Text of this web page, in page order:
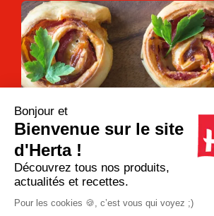
Apéro dînatoire : que faire avec une
pâte à pizza ?
Plus d'inspirations
Bonjour et
Bienvenue sur le site
d'Herta !
Découvrez tous nos produits,
actualités et recettes.
Pour les cookies 🍪, c’est vous qui voyez ;)